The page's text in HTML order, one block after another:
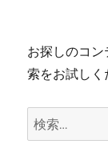
お探しのコ
索をお試しく
検
索: